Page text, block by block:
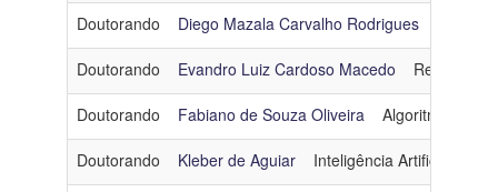
Doutorando Diego Mazala Carvalho Rodrigues
Doutorando Evandro Luiz Cardoso Macedo Redes de
Doutorando Fabiano de Souza Oliveira Algoritmos e
Doutorando Kleber de Aguiar Inteligência Artificial